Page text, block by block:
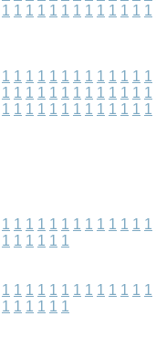
1 1 1 1 1 1 1 1 1 1 1 1 1
1 1 1 1 1 1 1 1 1 1 1 1 1
1 1 1 1 1 1 1 1 1 1 1 1 1
1 1 1 1 1 1 1 1 1 1 1 1 1
1 1 1 1 1 1 1 1 1 1 1 1 1
1 1 1 1 1 1
1 1 1 1 1 1 1 1 1 1 1 1 1
1 1 1 1 1 1